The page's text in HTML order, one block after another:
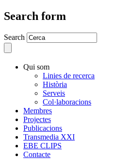
Search form
Search
Qui som
Linies de recerca
Història
Serveis
Col·laboracions
Membres
Projectes
Publicacions
Transmedia XXI
EBE CLIPS
Contacte